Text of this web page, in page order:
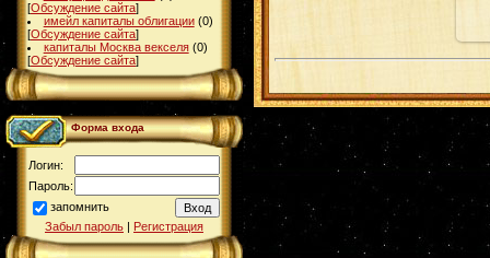
[Обсуждение сайта]
имейл капиталы облигации (0)
[Обсуждение сайта]
капиталы Москва векселя (0)
[Обсуждение сайта]
Форма входа
Логин:
Пароль:
запомнить
Забыл пароль | Регистрация